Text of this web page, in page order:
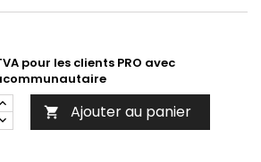
pour les clients PRO avec
 Ajouter au panier